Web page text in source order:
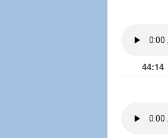
44:14